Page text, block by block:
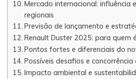
Mercado internacional: influência
regionais
Previsão de lançamento e
Renault Duster 2025: para quem
Pontos fortes e diferenciais do
Possíveis desafios e concorrência
Impacto ambiental e